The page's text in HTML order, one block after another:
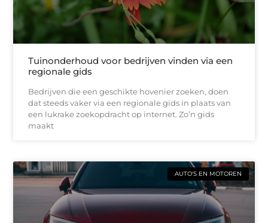
Tuinonderhoud voor bedrijven vinden via een
regionale gids
Bedrijven die een geschikte hovenier zoeken, doen
dat steeds vaker via een regionale gids in plaats van
een lukrake zoekopdracht op internet. Zo’n gids
maakt
AUTO'S EN MOTOREN